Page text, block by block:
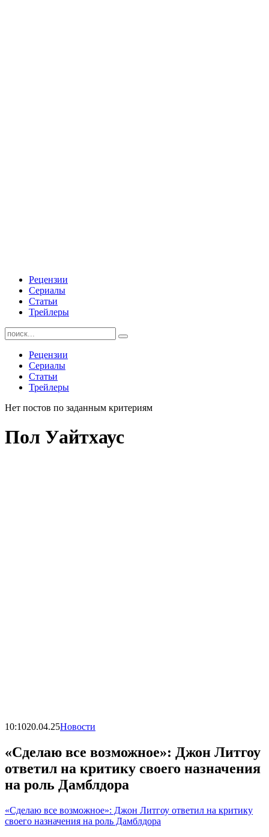
Рецензии
Сериалы
Статьи
Трейлеры
Найти:
Рецензии
Сериалы
Статьи
Трейлеры
Нет постов по заданным критериям
Пол Уайтхаус
10:1020.04.25Новости
«Сделаю все возможное»: Джон Литгоу
ответил на критику своего назначения
на роль Дамблдора
«Сделаю все возможное»: Джон Литгоу ответил на критику
своего назначения на роль Дамблдора